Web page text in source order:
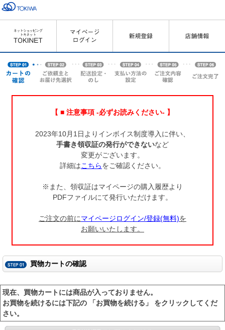
【 ■ 注意事項 -必ずお読みください- 】
2023年10月1日よりインボイス制度導入に伴い、
手書き領収証の発行ができないなど
変更がございます。
詳細はこちらをご確認ください。
※また、領収証はマイページの購入履歴より
PDFファイルにて発行いただけます。
ご注文の前にマイページログイン/登録(無料)を
お願いいたします。
買物カートの確認
現在、買物カートには商品が入っておりません。
お買物を続けるには下記の 「お買物を続ける」 をクリックしてくだ
さい。